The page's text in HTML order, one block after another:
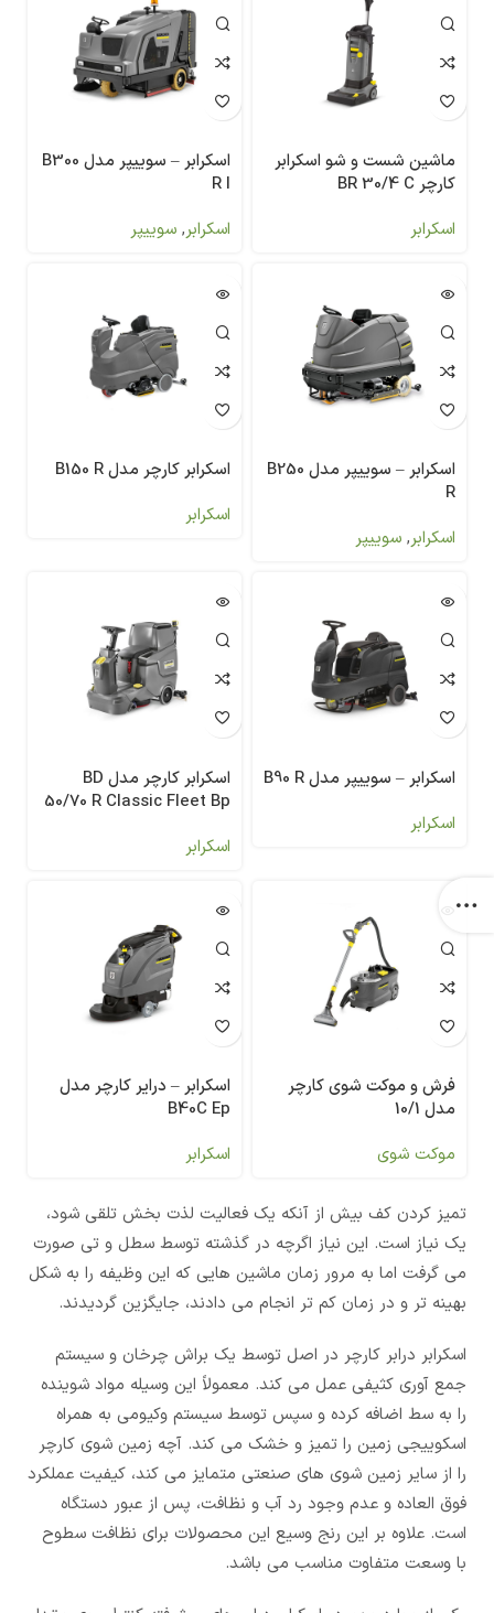
ماشین شست و شو اسکرابر
کارچر BR 30/4 C
اسکرابر
اسکرابر – سوییپر مدل B300
R I
اسکرابر, سوییپر
اسکرابر – سوییپر مدل B250
R
اسکرابر, سوییپر
اسکرابر کارچر مدل B150 R
اسکرابر
اسکرابر – سوییپر مدل B90 R
اسکرابر
اسکرابر کارچر مدل BD
50/70 R Classic Fleet Bp
اسکرابر
فرش و موکت شوی کارچر
مدل 10/1
موکت شوی
اسکرابر – درایر کارچر مدل
B40C Ep
اسکرابر
تمیز کردن کف بیش از آنکه یک فعالیت لذت بخش تلقی شود،
یک نیاز است. این نیاز اگرچه در گذشته توسط سطل و تی صورت
می گرفت اما به مرور زمان ماشین هایی که این وظیفه را به شکل
بهینه تر و در زمان کم تر انجام می دادند، جایگزین گردیدند.
اسکرابر درابر کارچر در اصل توسط یک براش چرخان و سیستم
جمع آوری کثیفی عمل می کند. معمولاً این وسیله مواد شوینده
را به سط اضافه کرده و سپس توسط سیستم وکیومی به همراه
اسکوییجی زمین را تمیز و خشک می کند. آچه زمین شوی کارچر
را از سایر زمین شوی های صنعتی متمایز می کند، کیفیت عملکرد
فوق العاده و عدم وجود رد آب و نظافت، پس از عبور دستگاه
است. علاوه بر این رنج وسیع این محصولات برای نظافت سطوح
با وسعت متفاوت مناسب می باشد.